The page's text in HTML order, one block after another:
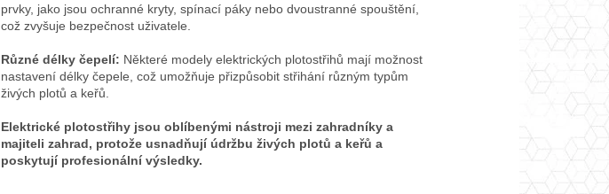
prvky, jako jsou ochranné kryty, spínací páky nebo dvoustranné spouštění,
což zvyšuje bezpečnost uživatele.
Různé délky čepelí: Některé modely elektrických plotostřihů mají možnost
nastavení délky čepele, což umožňuje přizpůsobit střihání různým typům
živých plotů a keřů.
Elektrické plotostřihy jsou oblíbenými nástroji mezi zahradníky a
majiteli zahrad, protože usnadňují údržbu živých plotů a keřů a
poskytují profesionální výsledky.